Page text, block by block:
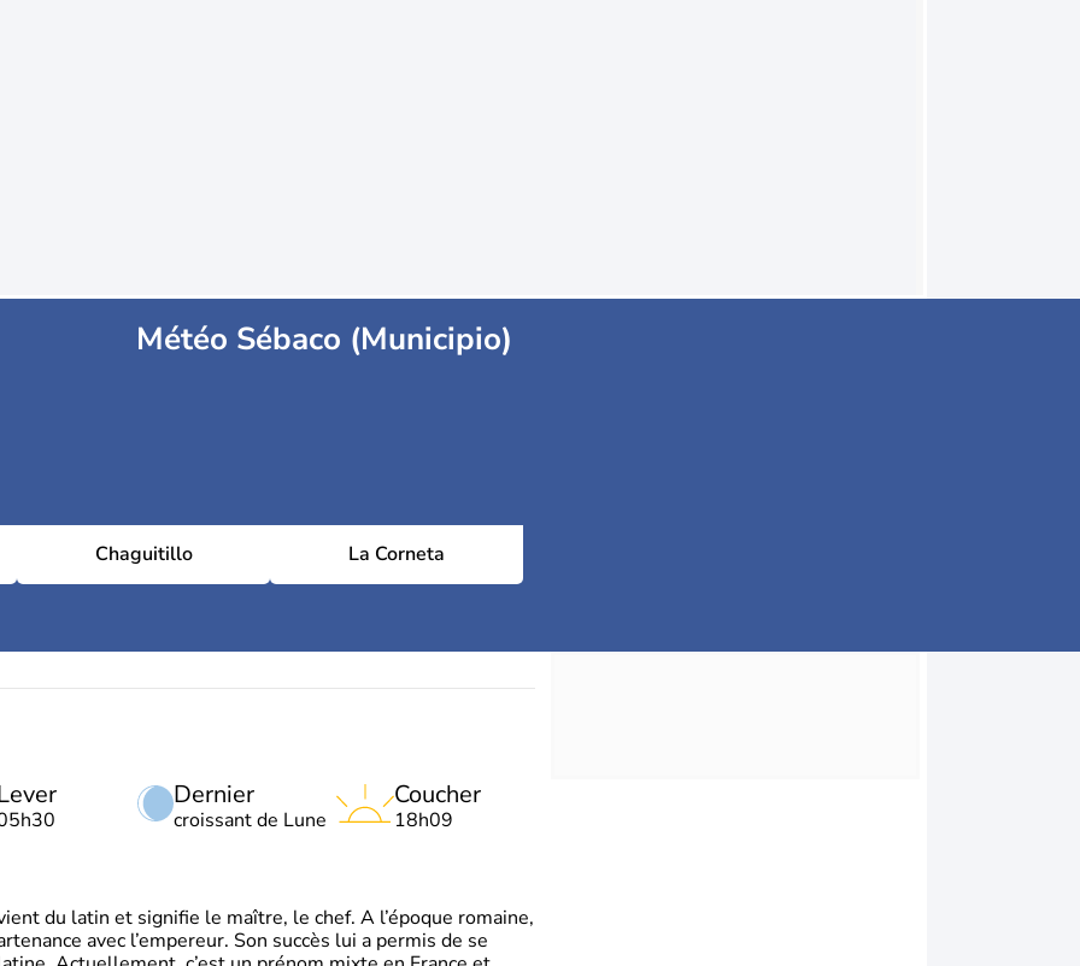
Météo Sébaco (Municipio)
Chaguitillo La Corneta
Dernier
croissant de Lune
Coucher
18h09
du latin et signifie le maître, le chef. A l’époque romaine,
avec l’empereur. Son succès lui a permis de se